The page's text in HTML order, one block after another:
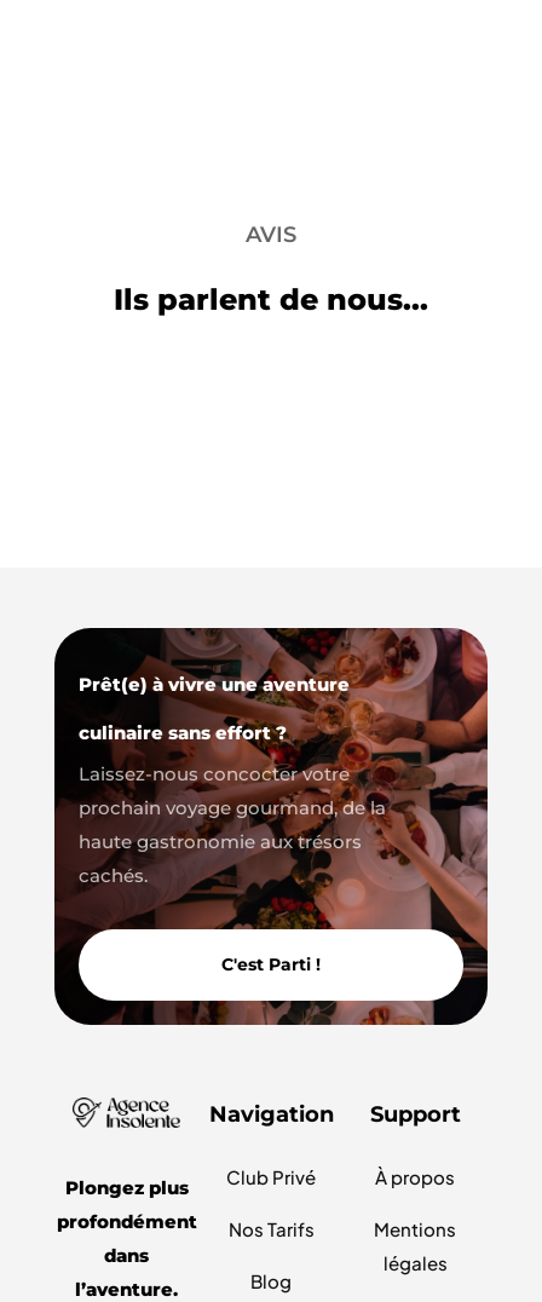
AVIS
Ils parlent de nous...
Prêt(e) à vivre une aventure
culinaire sans effort ?
Laissez-nous concocter votre
prochain voyage gourmand, de la
haute gastronomie aux trésors
cachés.
C'est Parti !
Plongez plus
profondément
dans
l’aventure.
Navigation
Club Privé
Nos Tarifs
Blog
Support
À propos
Mentions
légales